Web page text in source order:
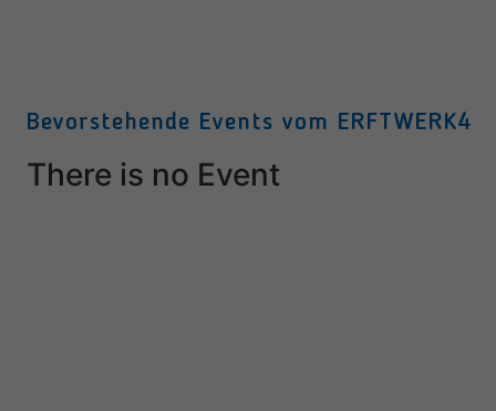
Bevorstehende Events vom ERFTWERK4
There is no Event